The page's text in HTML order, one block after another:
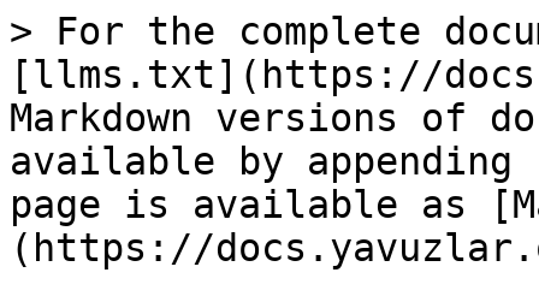
> For the complete
[llms.txt](https://
Markdown versions of
available by
page is available as
(https://